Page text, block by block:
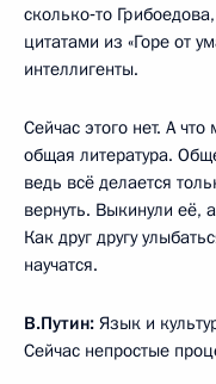
сколько‑то
цитатами из «Горе от
интеллигенты.
Сейчас этого нет. А
общая литература.
ведь всё делается
вернуть. Выкинули её,
Как друг другу
научатся.
В.Путин: Язык и
Сейчас непростые